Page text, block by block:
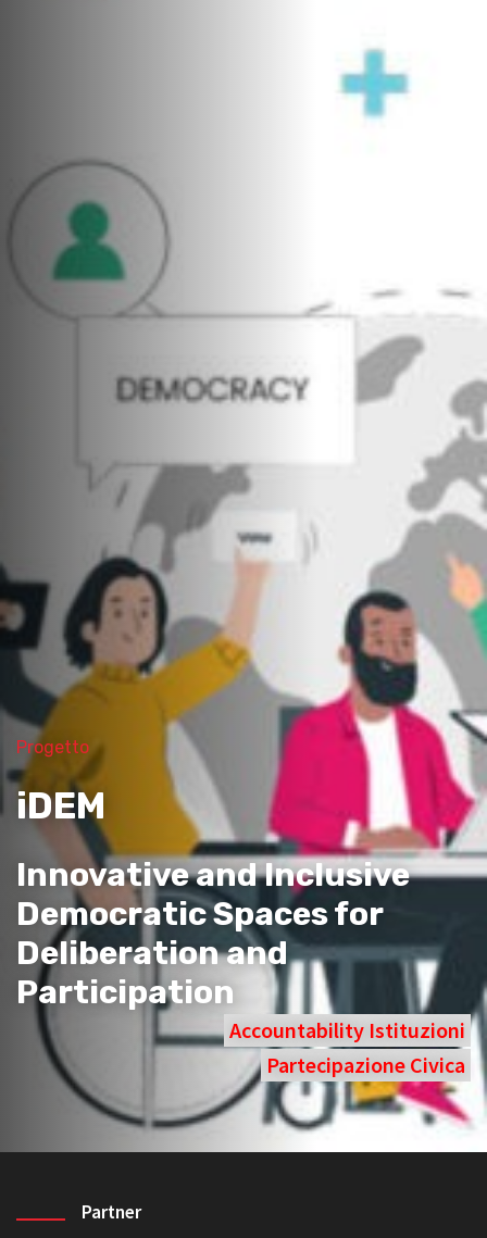
Progetto
iDEM
Innovative and Inclusive
Democratic Spaces for
Deliberation and
Participation
Accountability Istituzioni
Partecipazione Civica
Partner